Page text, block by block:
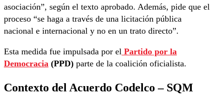
asociación”, según el texto aprobado. Además, pide que el
proceso “se haga a través de una licitación pública
nacional e internacional y no en un trato directo”.
Esta medida fue impulsada por el Partido por la
Democracia (PPD) parte de la coalición oficialista.
Contexto del Acuerdo Codelco – SQM